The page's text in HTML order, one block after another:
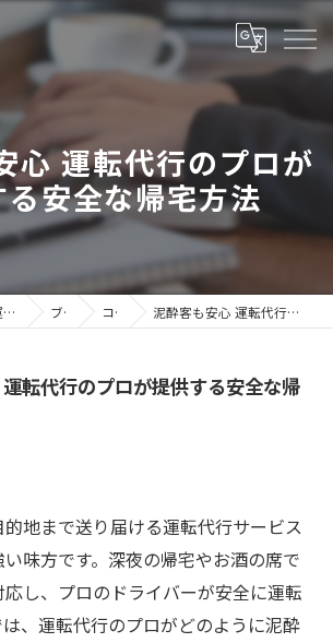
心 運転代行のプロが
安全な帰宅方法
福岡県福岡市の運転代行ならレイ運転代行 ブログ コラム 泥酔客も安心 運転代行のプロが提供する安全な帰宅方法
転代行のプロが提供する安全な帰
地まで送り届ける運転代行サービス
味方です。深夜の帰宅やお酒の席で
し、プロのドライバーが安全に運転
、運転代行のプロがどのように泥酔